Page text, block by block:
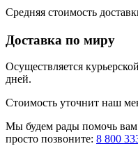
Средняя стоимость
Доставка по миру
Осуществляется
дней.
Стоимость уточнит наш
Мы будем рады помочь вам
просто позвоните: 8 800